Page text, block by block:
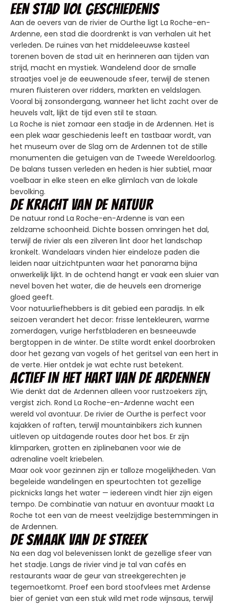
Een stad vol geschiedenis
Aan de oevers van de rivier de Ourthe ligt La Roche-en-
Ardenne, een stad die doordrenkt is van verhalen uit het
verleden. De ruïnes van het middeleeuwse kasteel
torenen boven de stad uit en herinneren aan tijden van
strijd, macht en mystiek. Wandelend door de smalle
straatjes voel je de eeuwenoude sfeer, terwijl de stenen
muren fluisteren over ridders, markten en veldslagen.
Vooral bij zonsondergang, wanneer het licht zacht over de
heuvels valt, lijkt de tijd even stil te staan.
La Roche is niet zomaar een stadje in de Ardennen. Het is
een plek waar geschiedenis leeft en tastbaar wordt, van
het museum over de Slag om de Ardennen tot de stille
monumenten die getuigen van de Tweede Wereldoorlog.
De balans tussen verleden en heden is hier subtiel, maar
voelbaar in elke steen en elke glimlach van de lokale
bevolking.
De kracht van de natuur
De natuur rond La Roche-en-Ardenne is van een
zeldzame schoonheid. Dichte bossen omringen het dal,
terwijl de rivier als een zilveren lint door het landschap
kronkelt. Wandelaars vinden hier eindeloze paden die
leiden naar uitzichtpunten waar het panorama bijna
onwerkelijk lijkt. In de ochtend hangt er vaak een sluier van
nevel boven het water, die de heuvels een dromerige
gloed geeft.
Voor natuurliefhebbers is dit gebied een paradijs. In elk
seizoen verandert het decor: frisse lentekleuren, warme
zomerdagen, vurige herfstbladeren en besneeuwde
bergtoppen in de winter. De stilte wordt enkel doorbroken
door het gezang van vogels of het geritsel van een hert in
de verte. Hier ontdek je wat echte rust betekent.
Actief in het hart van de Ardennen
Wie denkt dat de Ardennen alleen voor rustzoekers zijn,
vergist zich. Rond La Roche-en-Ardenne wacht een
wereld vol avontuur. De rivier de Ourthe is perfect voor
kajakken of raften, terwijl mountainbikers zich kunnen
uitleven op uitdagende routes door het bos. Er zijn
klimparken, grotten en ziplinebanen voor wie de
adrenaline voelt kriebelen.
Maar ook voor gezinnen zijn er talloze mogelijkheden. Van
begeleide wandelingen en speurtochten tot gezellige
picknicks langs het water — iedereen vindt hier zijn eigen
tempo. De combinatie van natuur en avontuur maakt La
Roche tot een van de meest veelzijdige bestemmingen in
de Ardennen.
De smaak van de streek
Na een dag vol belevenissen lonkt de gezellige sfeer van
het stadje. Langs de rivier vind je tal van cafés en
restaurants waar de geur van streekgerechten je
tegemoetkomt. Proef een bord stoofvlees met Ardense
bier of geniet van een stuk wild met rode wijnsaus, terwijl